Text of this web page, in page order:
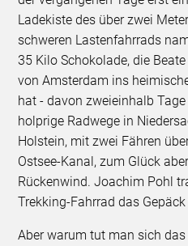
Ladekiste des über zwei
schweren Lastenfahrrads
35 Kilo Schokolade, die
von Amsterdam ins
hat - davon zweieinhalb
holprige Radwege in
Holstein, mit zwei Fähren
Ostsee-Kanal, zum Glück
Rückenwind. Joachim Pohl
Trekking-Fahrrad das
Aber warum tut man sich